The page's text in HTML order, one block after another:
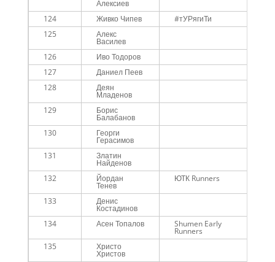
Алексиев
124 Живко Чипев #тУРягиТи
125
Алекс
Василев
126 Иво Тодоров
127
Даниел Пеев
128
Деян
Младенов
129 Борис
Балабанов
130 Георги
Герасимов
131 Златин
Найденов
132 Йордан
Тенев
ЮТК Runners
133 Денис
Костадинов
134 Асен Топалов Shumen Early
Runners
135 Христо
Христов